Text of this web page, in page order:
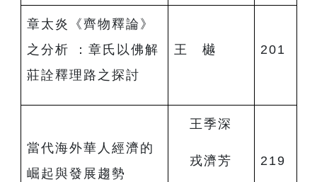
章太炎《齊物釋論》
之分析 ：章氏以佛解
莊詮釋理路之探討
王 樾 201
當代海外華人經濟的
崛起與發展趨勢
王季深
戎濟芳 219